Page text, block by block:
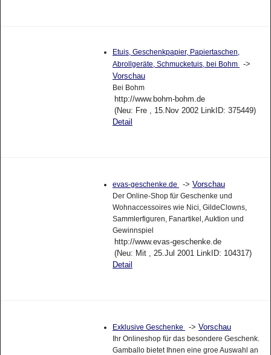
Etuis, Geschenkpapier, Papiertaschen,
Abrollgeräte, Schmucketuis, bei Bohm
->
Vorschau
Bei Bohm
http://www.bohm-bohm.de
(Neu: Fre , 15.Nov 2002 LinkID: 375449)
Detail
evas-geschenke.de -> Vorschau
Der Online-Shop für Geschenke und
Wohnaccessoires wie Nici, GildeClowns,
Sammlerfiguren, Fanartikel, Auktion und
Gewinnspiel
http://www.evas-geschenke.de
(Neu: Mit , 25.Jul 2001 LinkID: 104317)
Detail
Exklusive Geschenke -> Vorschau
Ihr Onlineshop für das besondere Geschenk.
Gamballo bietet Ihnen eine groe Auswahl an